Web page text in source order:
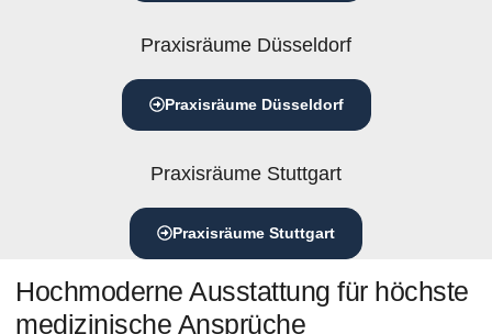
Praxisräume Düsseldorf
Praxisräume Düsseldorf
Praxisräume Stuttgart
Praxisräume Stuttgart
Hochmoderne Ausstattung für höchste
medizinische Ansprüche